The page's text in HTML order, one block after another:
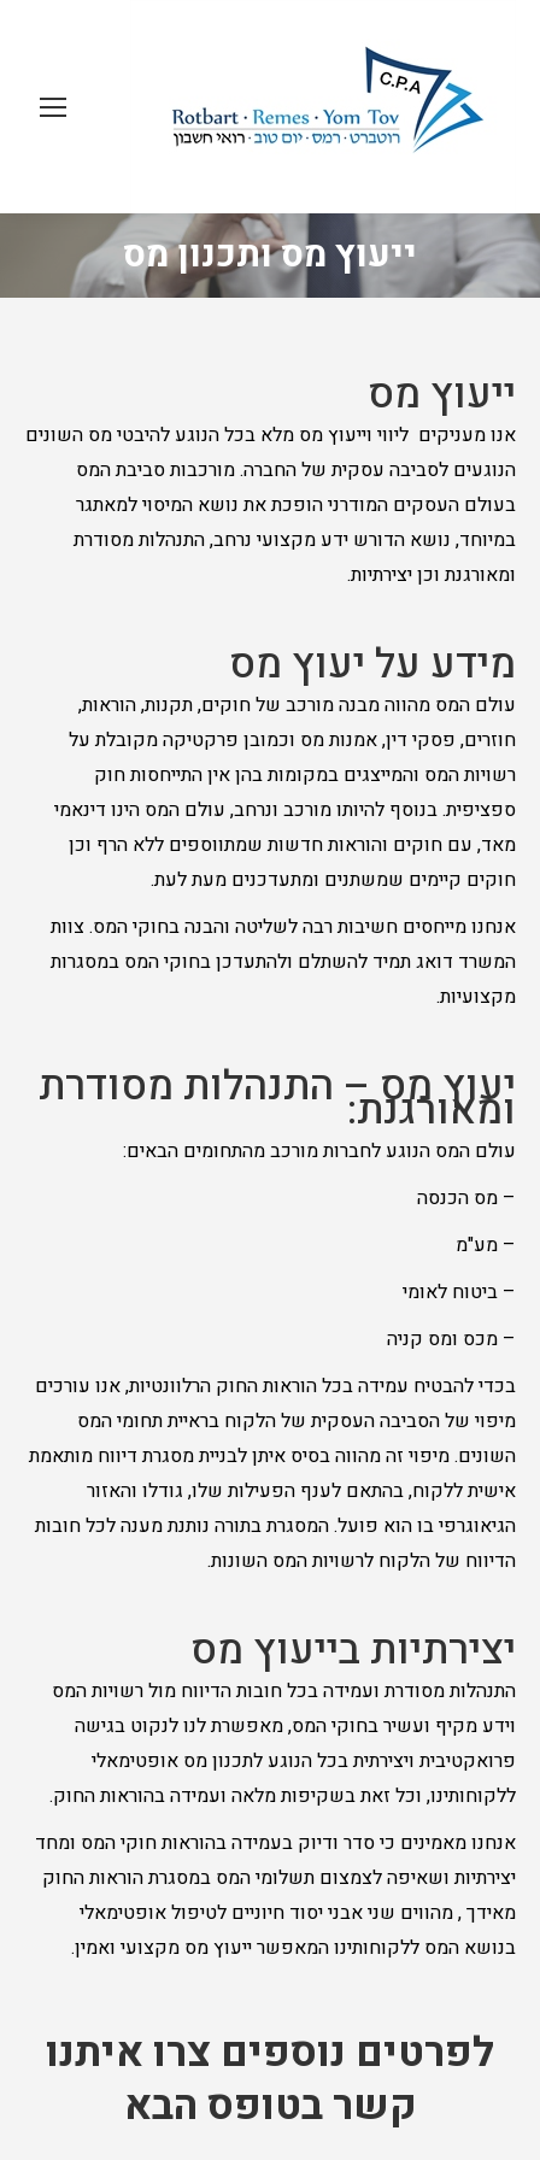
ייעוץ מס ותכנון מס
ייעוץ מס
אנו מעניקים ליווי וייעוץ מס מלא בכל הנוגע להיבטי מס השונים
הנוגעים לסביבה עסקית של החברה. מורכבות סביבת המס
בעולם העסקים המודרני הופכת את נושא המיסוי למאתגר
במיוחד, נושא הדורש ידע מקצועי נרחב, התנהלות מסודרת
ומאורגנת וכן יצירתיות.
מידע על יעוץ מס
עולם המס מהווה מבנה מורכב של חוקים, תקנות, הוראות,
חוזרים, פסקי דין, אמנות מס וכמובן פרקטיקה מקובלת על
רשויות המס והמייצגים במקומות בהן אין התייחסות חוק
ספציפית. בנוסף להיותו מורכב ונרחב, עולם המס הינו דינאמי
מאד, עם חוקים והוראות חדשות שמתווספים ללא הרף וכן
חוקים קיימים שמשתנים ומתעדכנים מעת לעת.
אנחנו מייחסים חשיבות רבה לשליטה והבנה בחוקי המס. צוות
המשרד דואג תמיד להשתלם ולהתעדכן בחוקי המס במסגרות
מקצועיות.
יעוץ מס – התנהלות מסודרת
ומאורגנת:
עולם המס הנוגע לחברות מורכב מהתחומים הבאים:
– מס הכנסה
– מע"מ
– ביטוח לאומי
– מכס ומס קניה
בכדי להבטיח עמידה בכל הוראות החוק הרלוונטיות, אנו עורכים
מיפוי של הסביבה העסקית של הלקוח בראיית תחומי המס
השונים. מיפוי זה מהווה בסיס איתן לבניית מסגרת דיווח מותאמת
אישית ללקוח, בהתאם לענף הפעילות שלו, גודלו והאזור
הגיאוגרפי בו הוא פועל. המסגרת בתורה נותנת מענה לכל חובות
הדיווח של הלקוח לרשויות המס השונות.
יצירתיות בייעוץ מס
התנהלות מסודרת ועמידה בכל חובות הדיווח מול רשויות המס
וידע מקיף ועשיר בחוקי המס, מאפשרת לנו לנקוט בגישה
פרואקטיבית ויצירתית בכל הנוגע לתכנון מס אופטימאלי
ללקוחותינו, וכל זאת בשקיפות מלאה ועמידה בהוראות החוק.
אנחנו מאמינים כי סדר ודיוק בעמידה בהוראות חוקי המס ומחד
יצירתיות ושאיפה לצמצום תשלומי המס במסגרת הוראות החוק
מאידך , מהווים שני אבני יסוד חיוניים לטיפול אופטימאלי
בנושא המס ללקוחותינו המאפשר ייעוץ מס מקצועי ואמין.
לפרטים נוספים צרו איתנו
קשר בטופס הבא